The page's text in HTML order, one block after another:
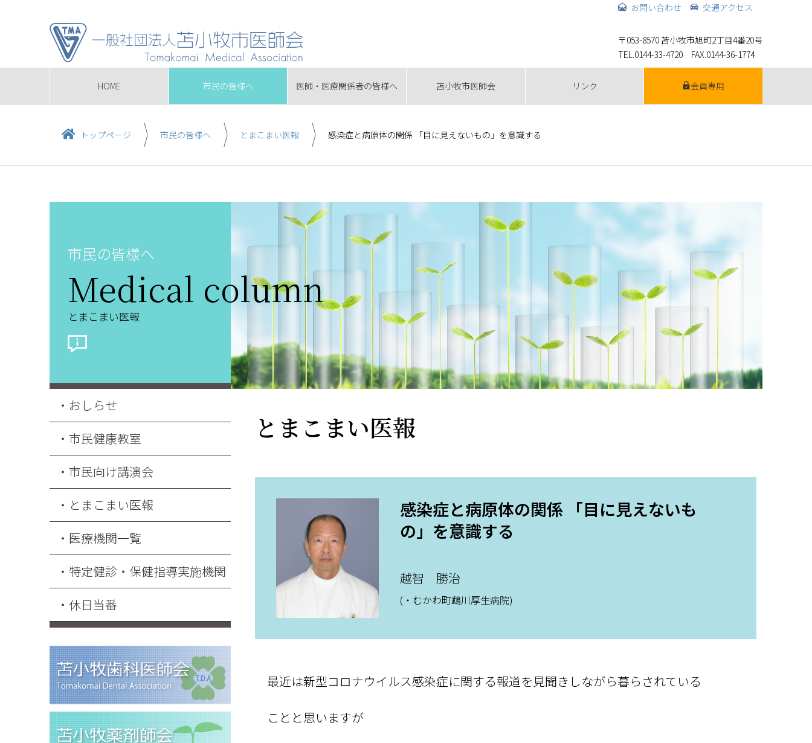
お問い合わせ 交通アクセス
〒053-8570 苫小牧市旭町2丁目4番20号
TEL.0144-33-4720 FAX.0144-36-1774
HOME 市民の皆様へ 医師・医療関係者の皆様へ 苫小牧市医師会 リンク 会員専用
トップページ 市民の皆様へ とまこまい医報 感染症と病原体の関係 「目に見えないもの」を意識する
市民の皆様へ
Medical column
とまこまい医報
おしらせ
市民健康教室
市民向け講演会
とまこまい医報
医療機関一覧
特定健診・保健指導実施機関
休日当番
とまこまい医報
感染症と病原体の関係 「目に見えないも
の」を意識する
越智 勝治
(・むかわ町鵡川厚生病院)
最近は新型コロナウイルス感染症に関する報道を見聞きしながら暮らされている
ことと思いますが